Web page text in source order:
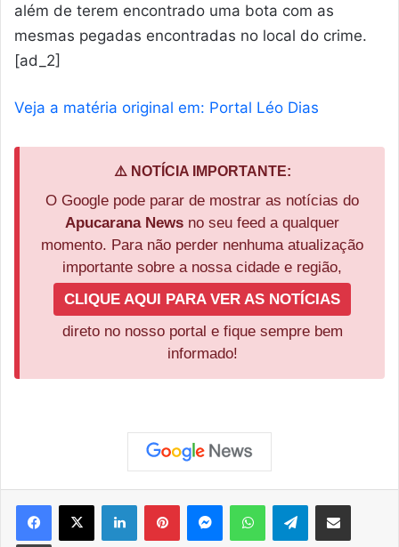
além de terem encontrado uma bota com as
mesmas pegadas encontradas no local do crime.
[ad_2]
Veja a matéria original em: Portal Léo Dias
⚠️ NOTÍCIA IMPORTANTE:
O Google pode parar de mostrar as notícias do
Apucarana News no seu feed a qualquer
momento. Para não perder nenhuma atualização
importante sobre a nossa cidade e região,
CLIQUE AQUI PARA VER AS NOTÍCIAS
direto no nosso portal e fique sempre bem
informado!
Facebook
X LinkedinPinterestMessengerWhatsAppTelegramCompartilhar via e-mail
Imprimir